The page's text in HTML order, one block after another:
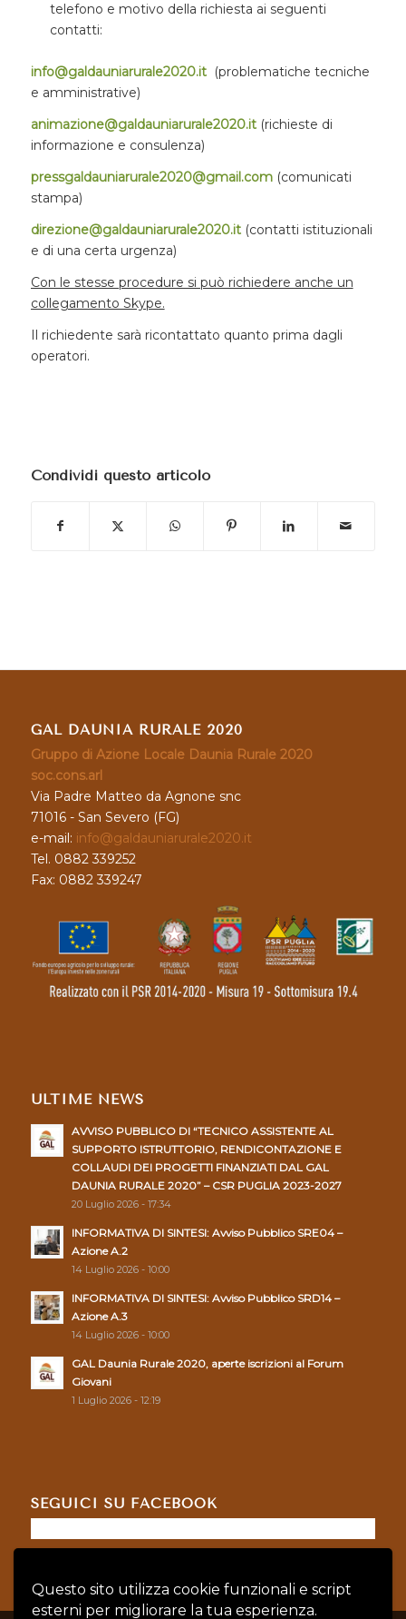
Questo sito utilizza cookie funzionali e script
esterni per migliorare la tua esperienza.
telefono e motivo della richiesta ai seguenti
contatti:
info@galdauniarurale2020.it (problematiche tecniche
e amministrative)
animazione@galdauniarurale2020.it (richieste di
informazione e consulenza)
pressgaldauniarurale2020@gmail.com(comunicati
stampa)
direzione@galdauniarurale2020.it(contatti istituzionali
e di una certa urgenza)
Con le stesse procedure si può richiedere anche un
collegamento Skype.
Il richiedente sarà ricontattato quanto prima dagli
operatori.
Condividi questo articolo
GAL DAUNIA RURALE 2020
Gruppo di Azione Locale Daunia Rurale 2020
soc.cons.arl
Via Padre Matteo da Agnone snc
71016 - San Severo (FG)
e-mail: info@galdauniarurale2020.it
Tel. 0882 339252
Fax: 0882 339247
ULTIME NEWS
AVVISO PUBBLICO DI “TECNICO ASSISTENTE AL
SUPPORTO ISTRUTTORIO, RENDICONTAZIONE E
COLLAUDI DEI PROGETTI FINANZIATI DAL GAL
DAUNIA RURALE 2020” – CSR PUGLIA 2023-2027
20 Luglio 2026 - 17:34
INFORMATIVA DI SINTESI: Avviso Pubblico SRE04 –
Azione A.2
14 Luglio 2026 - 10:00
INFORMATIVA DI SINTESI: Avviso Pubblico SRD14 –
Azione A.3
14 Luglio 2026 - 10:00
GAL Daunia Rurale 2020, aperte iscrizioni al Forum
Giovani
1 Luglio 2026 - 12:19
SEGUICI SU FACEBOOK